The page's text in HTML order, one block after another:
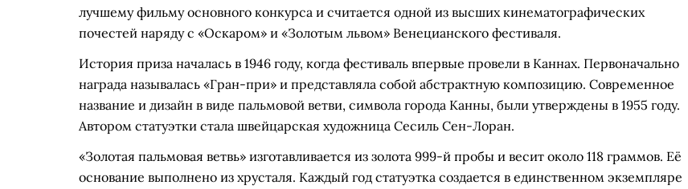
лучшему фильму основного конкурса и считается одной из высших кинематографических
почестей наряду с «Оскаром» и «Золотым львом» Венецианского фестиваля.
История приза началась в 1946 году, когда фестиваль впервые провели в Каннах. Первоначально
награда называлась «Гран-при» и представляла собой абстрактную композицию. Современное
название и дизайн в виде пальмовой ветви, символа города Канны, были утверждены в 1955 году.
Автором статуэтки стала швейцарская художница Сесиль Сен-Лоран.
«Золотая пальмовая ветвь» изготавливается из золота 999-й пробы и весит около 118 граммов. Её
основание выполнено из хрусталя. Каждый год статуэтка создается в единственном экземпляре